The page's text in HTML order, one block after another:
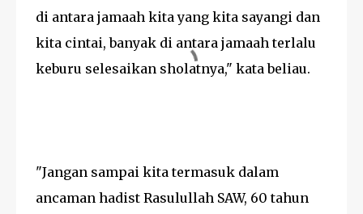
di antara jamaah kita yang kita sayangi dan
kita cintai, banyak di antara jamaah terlalu
keburu selesaikan sholatnya," kata beliau.
"Jangan sampai kita termasuk dalam
ancaman hadist Rasulullah SAW, 60 tahun